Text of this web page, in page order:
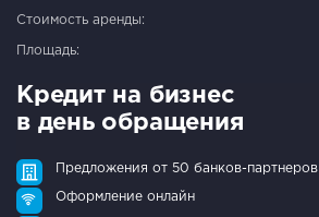
Стоимость аренды:
Площадь:
Кредит на бизнес
в день обращения
Предложения от 50 банков-партнеров
Оформление онлайн